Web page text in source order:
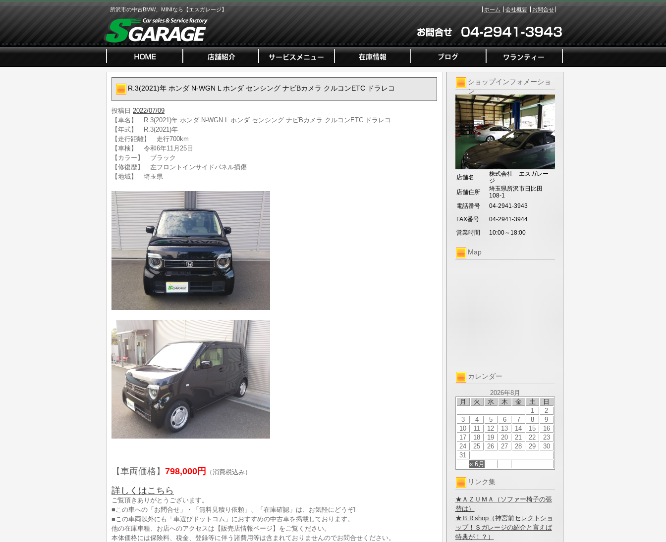
所沢市の中古BMW、MINIなら【エスガレージ】 ホーム 会社概要 お問合せ
ショップインフォメーショ
ン
店舗名
株式会社 エスガレー
ジ
店舗住所
埼玉県所沢市日比田
108-1
電話番号
04-2941-3943
FAX番号
04-2941-3944
営業時間
10:00～18:00
Map
カレンダー
2026年8月
月
火 水 木 金 土 日
« 6月
1
2
3
4 5 6 7 8
9
10
11 12 13 14 15
16
17
18 19 20 21 22
23
24
25 26 27 28 29
30
31
リンク集
★ＡＺＵＭＡ（ソファー椅子の張
替は）
★ＢＲshop（神宮前セレクトショ
ップ！Ｓガレージの紹介と言えば
特典が！？）
R.3(2021)年 ホンダ N-WGN L ホンダ センシング ナビBカメラ クルコンETC ドラレコ
投稿日 2022/07/09
【車名】 R.3(2021)年 ホンダ N-WGN L ホンダ センシング ナビBカメラ クルコンETC ドラレコ
【年式】 R.3(2021)年
【走行距離】 走行700km
【車検】 令和6年11月25日
【カラー】 ブラック
【修復歴】 左フロントインサイドパネル損傷
【地域】 埼玉県
【車両価格】 798,000円 （消費税込み）
詳しくはこちら
ご覧頂きありがとうございます。
■この車への「お問合せ」・「無料見積り依頼」、「在庫確認」は、お気軽にどうぞ!
■この車両以外にも「車選びドットコム」におすすめの中古車を掲載しております。
他の在庫車種、お店へのアクセスは【販売店情報ページ】をご覧ください。
本体価格には保険料、税金、登録等に伴う諸費用等は含まれておりませんのでお問合せください。